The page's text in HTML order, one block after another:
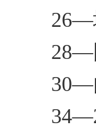
26—
28—
30—